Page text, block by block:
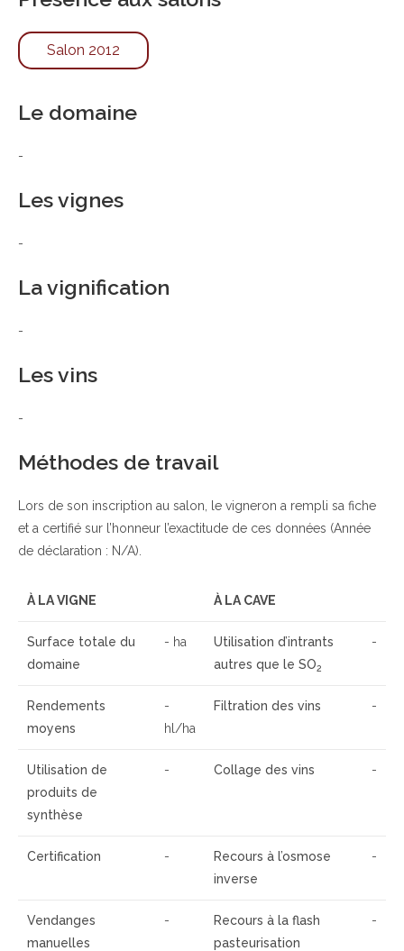
Salon 2012
Le domaine
-
Les vignes
-
La vignification
-
Les vins
-
Méthodes de travail
Lors de son inscription au salon, le vigneron a rempli sa fiche
et a certifié sur l’honneur l’exactitude de ces données (Année
de déclaration : N/A).
À LA VIGNE À LA CAVE
Surface totale du
domaine
- ha
Utilisation d’intrants
autres que le SO2
-
Rendements
moyens
-
hl/ha
Filtration des vins -
Utilisation de
produits de
synthèse
- Collage des vins -
Certification -
Recours à l’osmose
inverse
-
Vendanges
manuelles
-
Recours à la flash
pasteurisation
-